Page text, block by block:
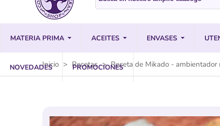
MATERIA PRIMA ACEITES ENVASES
NOVEDADES PROMOCIONES
Inicio > Recetas > Receta de Mikado - ambientador